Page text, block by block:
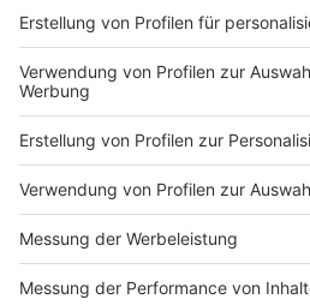
Impressum